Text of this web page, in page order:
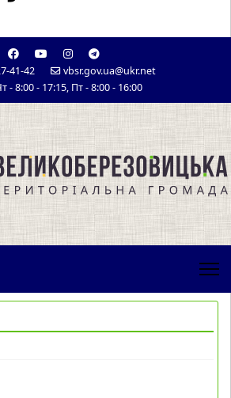
41-42
vbsr.gov.ua@ukr.net
- 8:00 - 17:15, Пт - 8:00 - 16:00